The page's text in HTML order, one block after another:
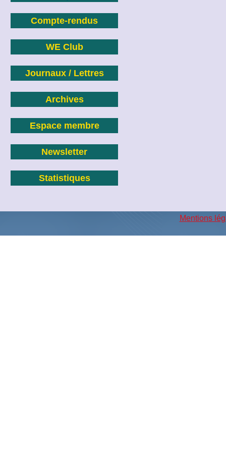
Compte-rendus
WE Club
Journaux / Lettres
Archives
Espace membre
Newsletter
Statistiques
Mentions